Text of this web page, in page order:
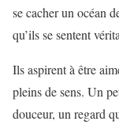
se cacher un océan
qu’ils se sentent
Ils aspirent à être
pleins de sens. Un
douceur, un regard